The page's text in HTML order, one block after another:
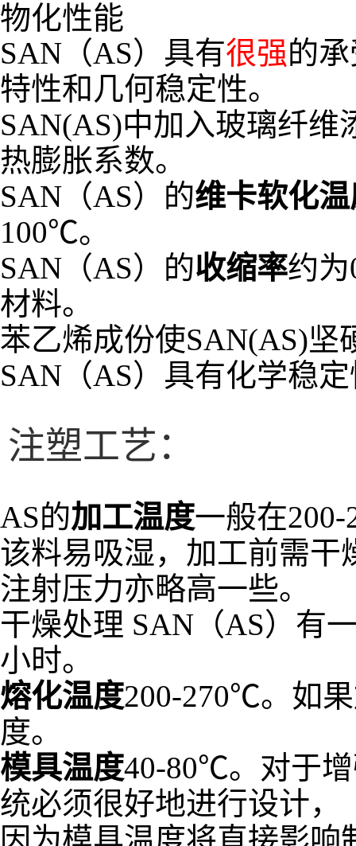
物化性能
SAN（AS）具有很强的
特性和几何稳定性。
SAN(AS)中加入玻璃纤
热膨胀系数。
SAN（AS）的维卡软化
100℃。
SAN（AS）的收缩率约
材料。
苯乙烯成份使SAN(AS)
SAN（AS）具有化学稳
注塑工艺：
AS的加工温度一般在
该料易吸湿，加工前需干
注射压力亦略高一些。
干燥处理 SAN（AS）有
小时。
熔化温度200-270℃。如
度。
模具温度40-80℃。对于
统必须很好地进行设计，